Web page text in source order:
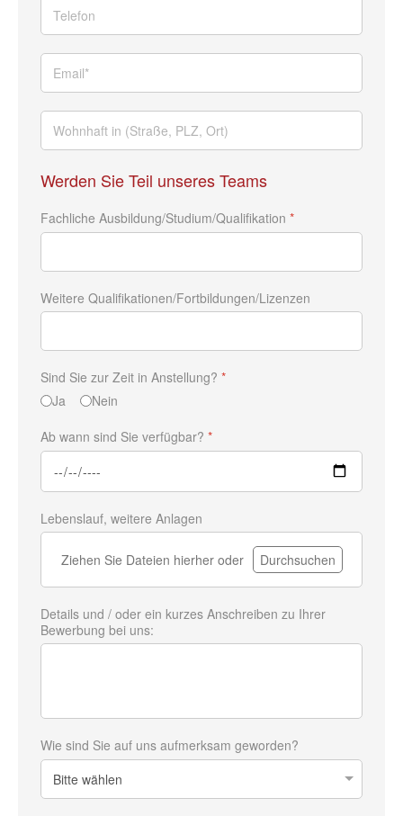
Werden Sie Teil unseres Teams
Fachliche Ausbildung/Studium/Qualifikation *
Weitere Qualifikationen/Fortbildungen/Lizenzen
Sind Sie zur Zeit in Anstellung? *
Ja
Nein
Ab wann sind Sie verfügbar? *
Lebenslauf, weitere Anlagen
Ziehen Sie Dateien hierher oder Durchsuchen
Details und / oder ein kurzes Anschreiben zu Ihrer
Bewerbung bei uns:
Wie sind Sie auf uns aufmerksam geworden?